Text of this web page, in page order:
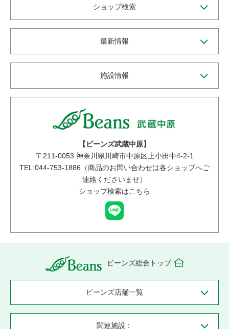
ショップ検索
最新情報
施設情報
【ビーンズ武蔵中原】
〒 211-0053 神奈川県川崎市中原区上小田中4-2-1
TEL:044-753-1886（商品のお問い合わせは各ショップへご
連絡くださいませ）
ショップ検索はこちら
ビーンズ総合トップ
ビーンズ店舗一覧
関連施設：